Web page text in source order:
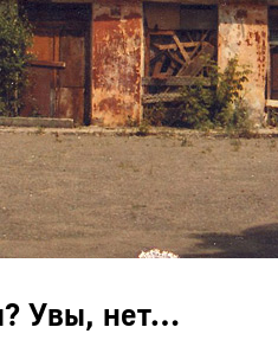
Увы, нет…